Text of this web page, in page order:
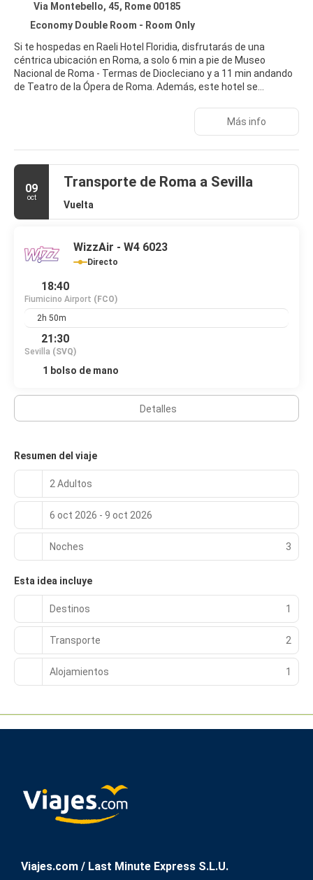
Via Montebello, 45, Rome 00185
Economy Double Room - Room Only
Si te hospedas en Raeli Hotel Floridia, disfrutarás de una
céntrica ubicación en Roma, a solo 6 min a pie de Museo
Nacional de Roma - Termas de Diocleciano y a 11 min andando
de Teatro de la Ópera de Roma. Además, este hotel se
conexión a Internet wifi gratis o una máquina expendedora.
Te sentirás como en tu propia casa en cualquiera de las 42
habitaciones con aire acondicionado, frigorífico y televisión de
pantalla plana. La conexión wifi gratis te mantendrá en
contacto con los tuyos. Además, podrás disfrutar de canales
de higiene personal gratuitos y bidés. Entre las comodidades,
se incluyen caja fuerte, escritorio y teléfono.
Se ofrece un desayuno bufé todos los días de 07:00 a 10:00 con
un coste adicional.
Tendrás check-out exprés, un servicio de recepción las 24
horas y consigna de equipaje a tu disposición. Se ofrece
servicio de transporte al aeropuerto (ida y vuelta) de pago
disponible 24 horas.
Más info
09
oct
Transporte de Roma a Sevilla
Vuelta
WizzAir - W4 6023
Directo
18:40
Fiumicino Airport (FCO)
2h 50m
21:30
Sevilla (SVQ)
1 bolso de mano
Detalles
Resumen del viaje
2 Adultos
6 oct 2026 - 9 oct 2026
Noches 3
Esta idea incluye
Destinos 1
Transporte 2
Alojamientos 1
Viajes.com / Last Minute Express S.L.U.